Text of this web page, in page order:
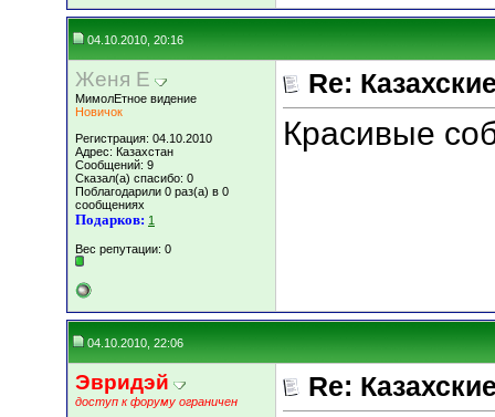
04.10.2010, 20:16
Женя Е
МимолЕтное видение
Новичок
Регистрация: 04.10.2010
Адрес: Казахстан
Сообщений: 9
Сказал(а) спасибо: 0
Поблагодарили 0 раз(а) в 0
сообщениях
Подарков: 1
Вес репутации: 0
Re:
Красивые
04.10.2010, 22:06
Эвридэй
доступ к форуму ограничен
Re: